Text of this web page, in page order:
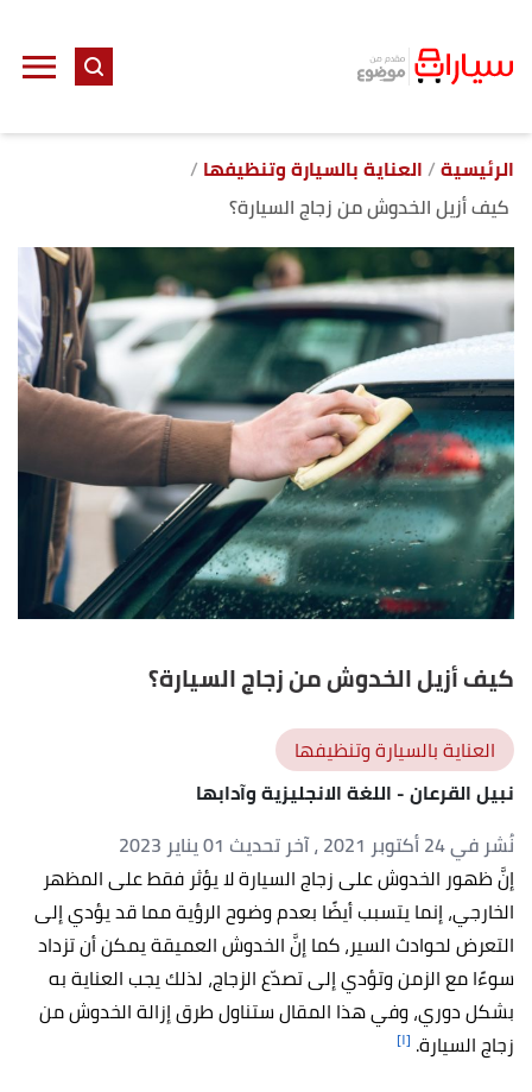
الرئيسية العناية بالسيارة وتنظيفها
كيف أزيل الخدوش من زجاج السيارة؟
كيف أزيل الخدوش من زجاج السيارة؟
العناية بالسيارة وتنظيفها
نبيل القرعان- اللغة الانجليزية وآدابها
نُشر في 24 أكتوبر 2021
، آخر تحديث 01 يناير 2023
إنَّ ظهور الخدوش على زجاج السيارة لا يؤثر فقط على المظهر
الخارجي، إنما يتسبب أيضًا بعدم وضوح الرؤية مما قد يؤدي إلى
التعرض لحوادث السير، كما إنَّ الخدوش العميقة يمكن أن تزداد
سوءًا مع الزمن وتؤدي إلى تصدّع الزجاج، لذلك يجب العناية به
بشكل دوري، وفي هذا المقال ستناول طرق إزالة الخدوش من
زجاج السيارة. [١]